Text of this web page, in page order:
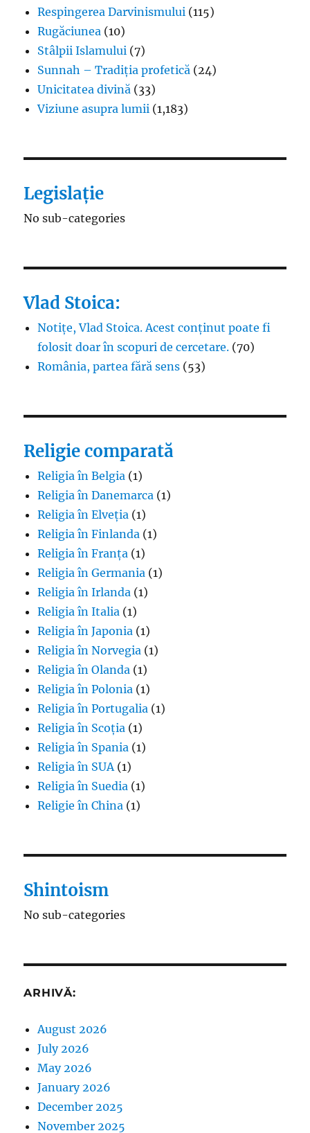
Respingerea Darvinismului (115)
Rugăciunea (10)
Stâlpii Islamului (7)
Sunnah – Tradiția profetică (24)
Unicitatea divină (33)
Viziune asupra lumii (1,183)
Legislație
No sub-categories
Vlad Stoica:
Notițe, Vlad Stoica. Acest conținut poate fi
folosit doar în scopuri de cercetare. (70)
România, partea fără sens (53)
Religie comparată
Religia în Belgia (1)
Religia în Danemarca (1)
Religia în Elveția (1)
Religia în Finlanda (1)
Religia în Franța (1)
Religia în Germania (1)
Religia în Irlanda (1)
Religia în Italia (1)
Religia în Japonia (1)
Religia în Norvegia (1)
Religia în Olanda (1)
Religia în Polonia (1)
Religia în Portugalia (1)
Religia în Scoția (1)
Religia în Spania (1)
Religia în SUA (1)
Religia în Suedia (1)
Religie în China (1)
Shintoism
No sub-categories
ARHIVĂ:
August 2026
July 2026
May 2026
January 2026
December 2025
November 2025